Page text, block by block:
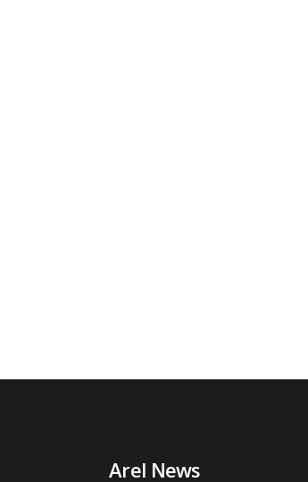
Arel News